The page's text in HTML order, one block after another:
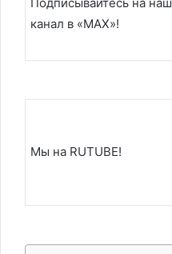
канал в «MAX»!
Мы на RUTUBE!